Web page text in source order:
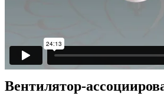
Вентилятор-